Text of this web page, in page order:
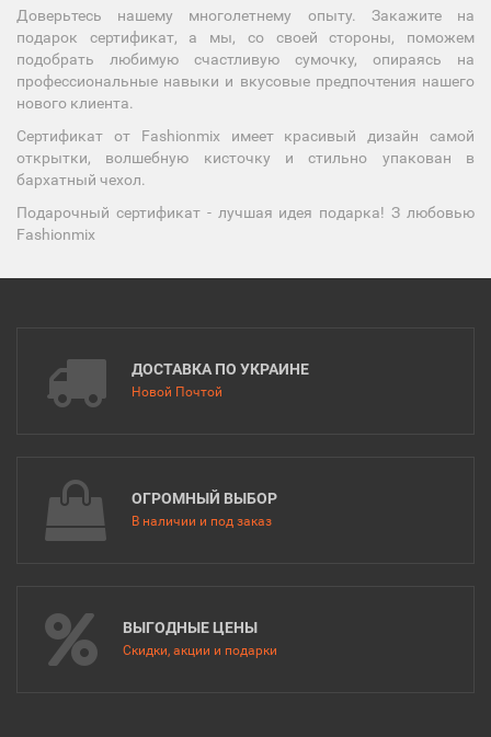
Доверьтесь нашему многолетнему опыту. Закажите на
подарок сертификат, а мы, со своей стороны, поможем
подобрать любимую счастливую сумочку, опираясь на
профессиональные навыки и вкусовые предпочтения нашего
нового клиента.
Сертификат от Fashionmix имеет красивый дизайн самой
открытки, волшебную кисточку и стильно упакован в
бархатный чехол.
Подарочный сертификат - лучшая идея подарка! З любовью
Fashionmix
ДОСТАВКА ПО УКРАИНЕ
Новой Почтой
ОГРОМНЫЙ ВЫБОР
В наличии и под заказ
ВЫГОДНЫЕ ЦЕНЫ
Скидки, акции и подарки